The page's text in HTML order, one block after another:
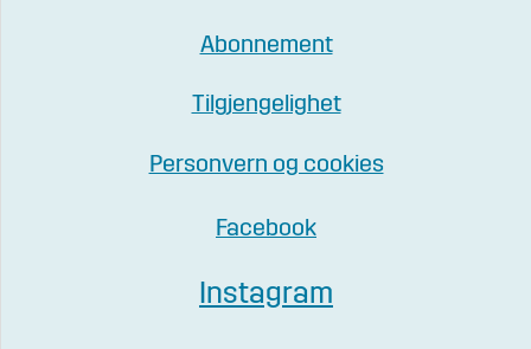
Abonnement
Tilgjengelighet
Personvern og cookies
Facebook
Instagram